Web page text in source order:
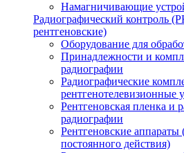
Намагничивающие
Радиографический контроль
рентгеновские)
Оборудование для
Принадлежности и
радиографии
Радиографические
рентгенотелевизионные
Рентгеновская пленка и
радиографии
Рентгеновские
постоянного действия)